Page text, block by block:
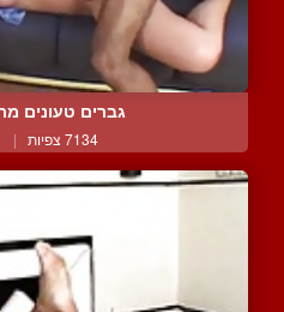
גברים טעונים
7134 צפיות |